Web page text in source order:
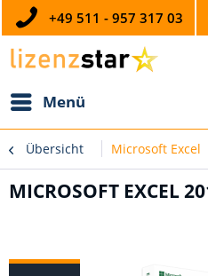
+49 511 - 957 317 03
Menü
Übersicht Microsoft Excel
MICROSOFT EXCEL